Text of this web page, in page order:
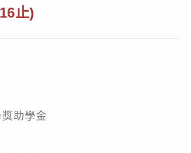
止)
助學金